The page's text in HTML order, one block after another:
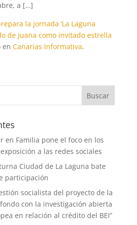
a […]
la jornada ‘La Laguna
de Juana como invitado estrella
en Canarias Informativa.
en Familia pone el foco en los
a las redes sociales
Ciudad de La Laguna bate
participación
socialista del proyecto de la
con la investigación abierta
en relación al crédito del BEI”